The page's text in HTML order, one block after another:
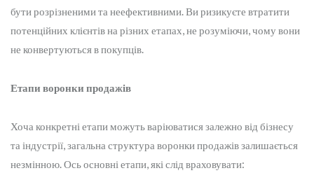
бути розрізненими та неефективними. Ви ризикуєте втратити
потенційних клієнтів на різних етапах, не розуміючи, чому вони
не конвертуються в покупців.
Етапи воронки продажів
Хоча конкретні етапи можуть варіюватися залежно від бізнесу
та індустрії, загальна структура воронки продажів залишається
незмінною. Ось основні етапи, які слід враховувати: